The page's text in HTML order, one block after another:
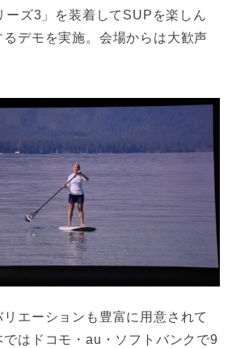
ーズ3」を装着してSUPを楽しん
デモを実施。会場からは大歓声
エーションも豊富に用意されて
はドコモ・au・ソフトバンクで9